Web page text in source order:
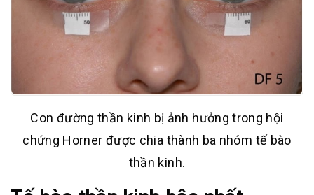
Con đường thần kinh bị ảnh hưởng trong hội
chứng Horner được chia thành ba nhóm tế bào
thần kinh.